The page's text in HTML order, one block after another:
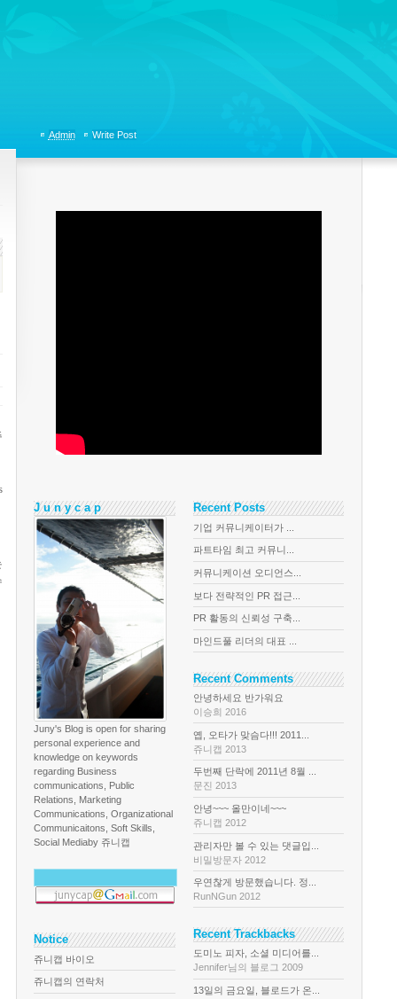
Admin Write Post
J u n y c a p
Juny's Blog is open for sharing
personal experience and
knowledge on keywords
regarding Business
communications, Public
Relations, Marketing
Communications, Organizational
Communicaitons, Soft Skills,
Social Mediaby 쥬니캡
Notice
쥬니캡 바이오
쥬니캡의 연락처
Recent Posts
기업 커뮤니케이터가 ...
파트타임 최고 커뮤니...
커뮤니케이션 오디언스...
보다 전략적인 PR 접근...
PR 활동의 신뢰성 구축...
마인드풀 리더의 대표 ...
Recent Comments
안녕하세요 반가워요
이승희 2016
옙, 오타가 맞슴다!!! 2011...
쥬니캡 2013
두번째 단락에 2011년 8월 ...
문진 2013
안녕~~~ 올만이네~~~
쥬니캡 2012
관리자만 볼 수 있는 댓글입...
비밀방문자 2012
우연찮게 방문했습니다. 정...
RunNGun 2012
Recent Trackbacks
도미노 피자, 소셜 미디어를...
Jennifer님의 블로그 2009
13일의 금요일, 블로드가 온...